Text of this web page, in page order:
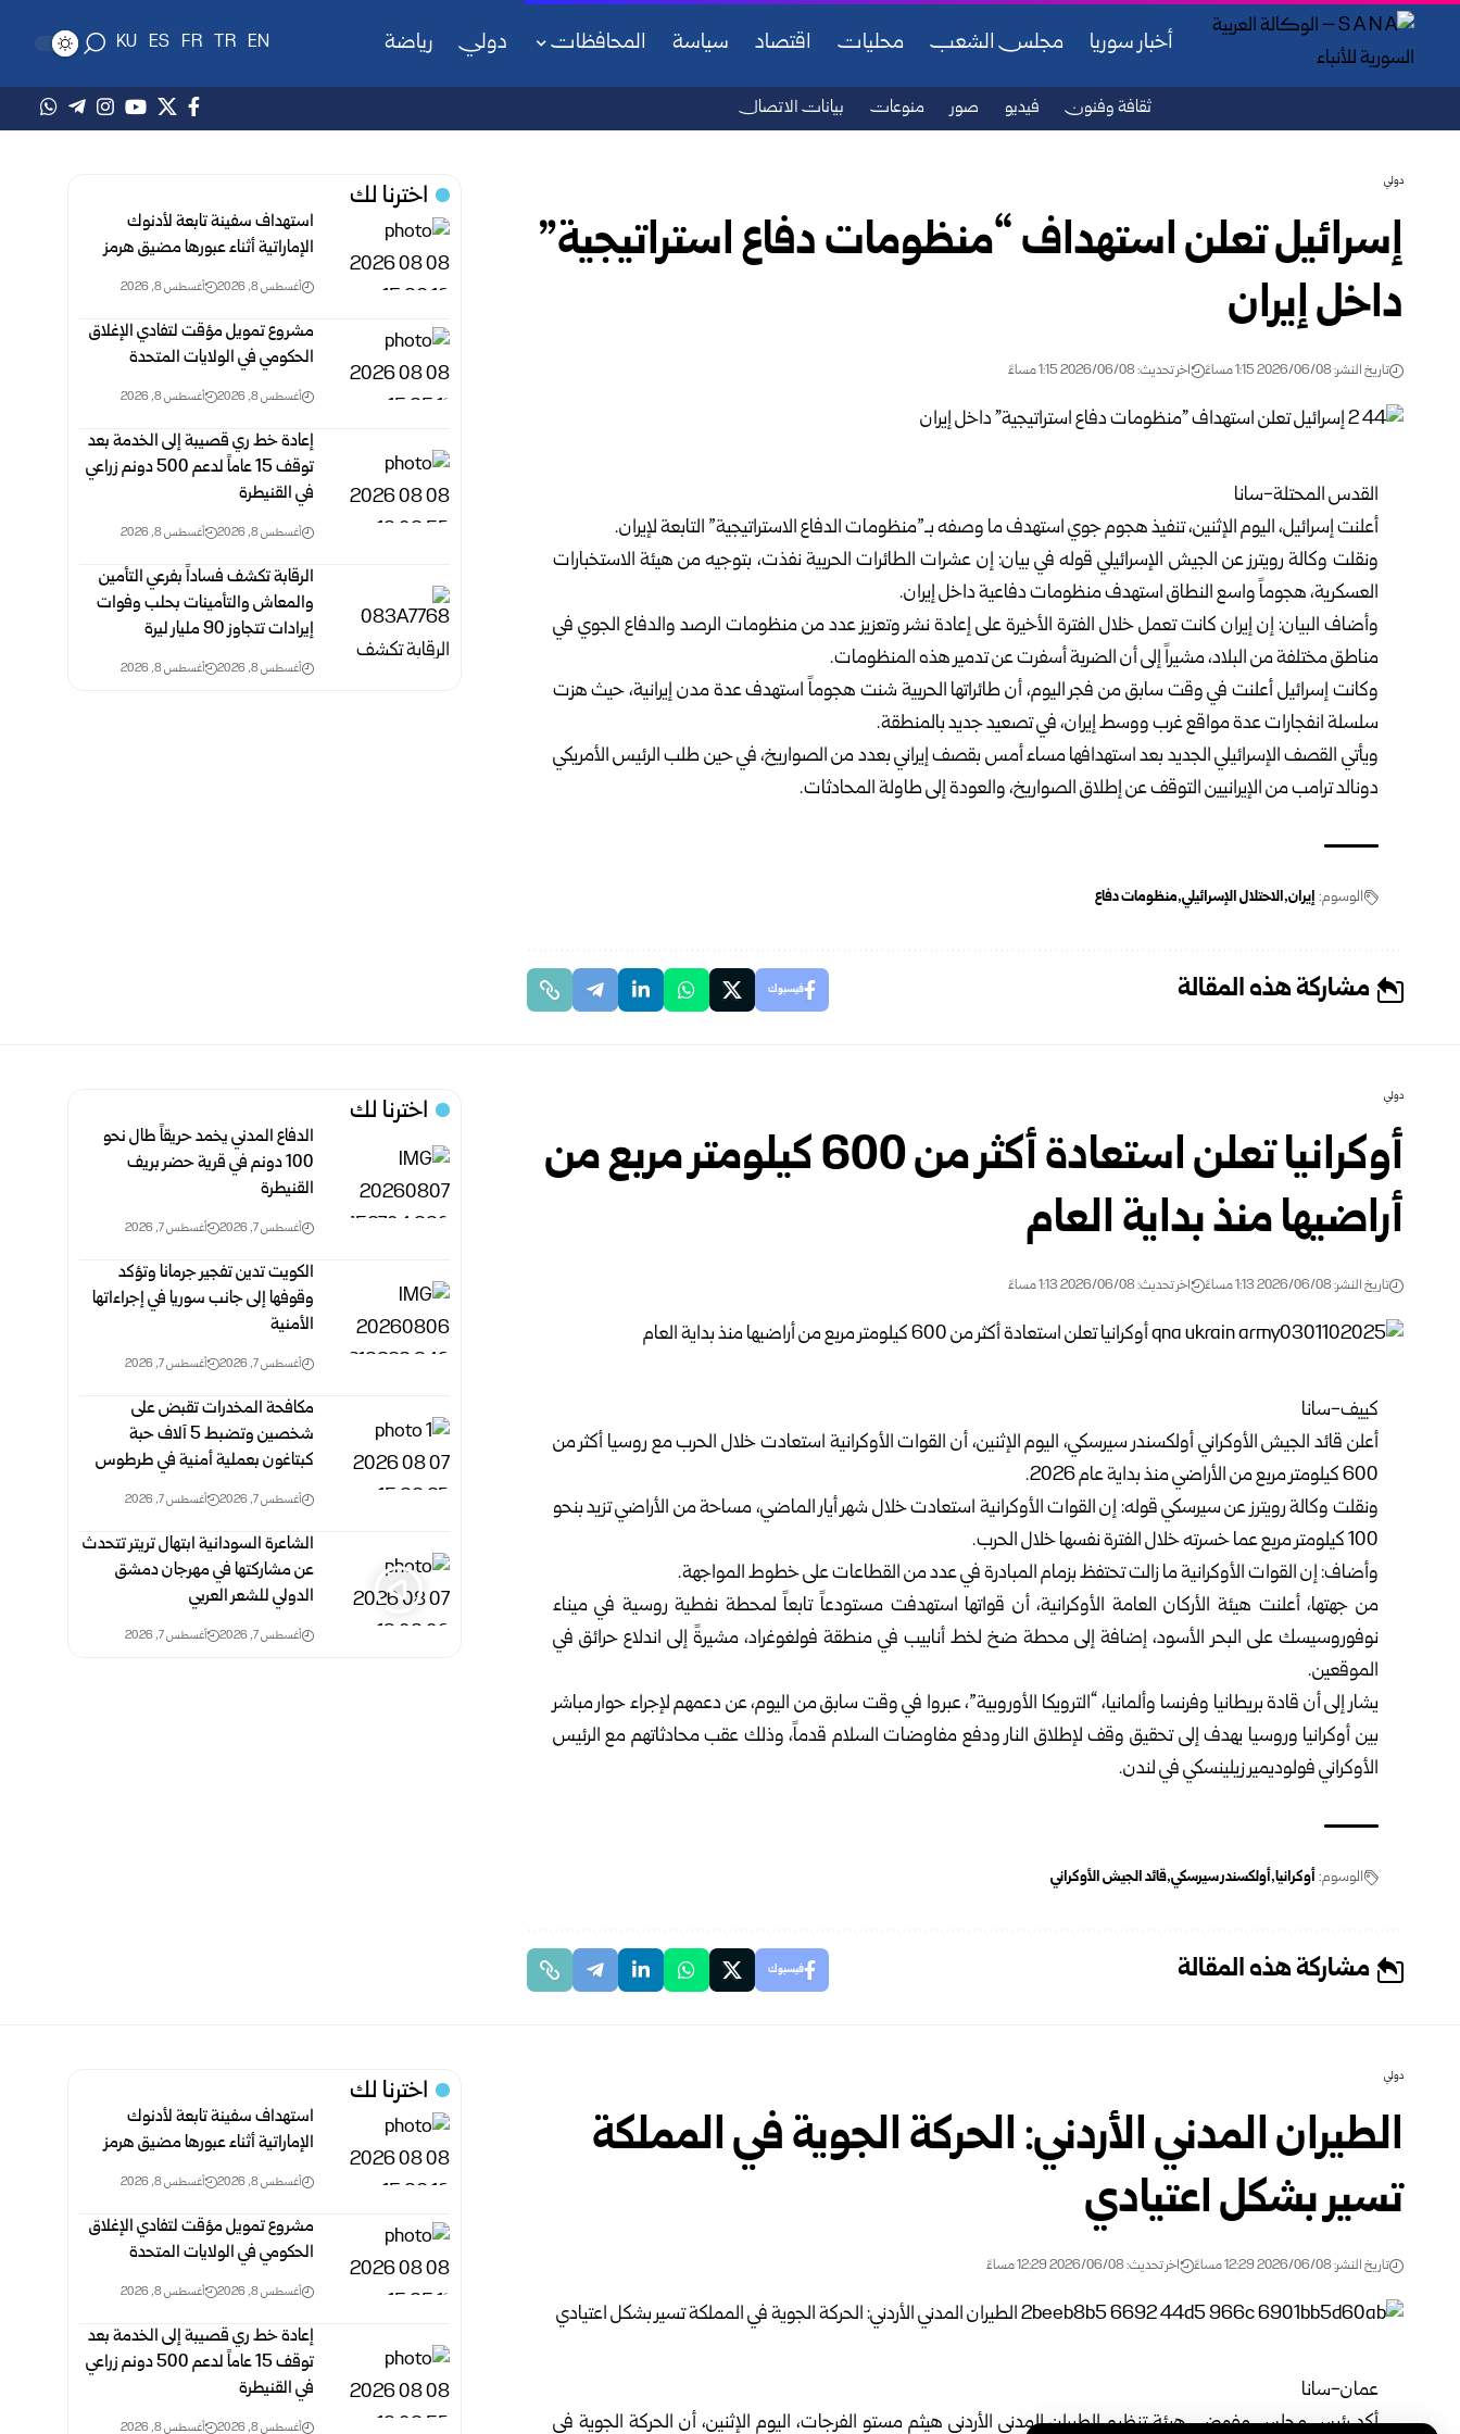
أخبار سوريا مجلس الشعب محليات اقتصاد سياسة المحافظات دولي رياضة EN
TR
FR
ES
KU
ثقافة وفنون فيديو صور منوعات بيانات الاتصال
دولي
إسرائيل تعلن استهداف “منظومات دفاع استراتيجية”
داخل إيران
تاريخ النشر: 2026/06/08 1:15 مساءً اخر تحديث: 2026/06/08 1:15 مساءً
القدس المحتلة-سانا
أعلنت إسرائيل، اليوم الإثنين، تنفيذ هجوم جوي استهدف ما وصفه بـ”منظومات الدفاع الاستراتيجية” التابعة لإيران.
ونقلت وكالة رويترز عن الجيش الإسرائيلي قوله في بيان: إن عشرات الطائرات الحربية نفذت، بتوجيه من هيئة الاستخبارات
العسكرية، هجوماً واسع النطاق استهدف منظومات دفاعية داخل إيران.
وأضاف البيان: إن إيران كانت تعمل خلال الفترة الأخيرة على إعادة نشر وتعزيز عدد من منظومات الرصد والدفاع الجوي في
مناطق مختلفة من البلاد، مشيراً إلى أن الضربة أسفرت عن تدمير هذه المنظومات.
وكانت إسرائيل أعلنت في وقت سابق من فجر اليوم، أن طائراتها الحربية شنت هجوماً استهدف عدة مدن إيرانية، حيث هزت
سلسلة انفجارات عدة مواقع غرب ووسط إيران، في تصعيد جديد بالمنطقة.
ويأتي القصف الإسرائيلي الجديد بعد استهدافها مساء أمس بقصف إيراني بعدد من الصواريخ، في حين طلب الرئيس الأمريكي
دونالد ترامب من الإيرانيين التوقف عن إطلاق الصواريخ، والعودة إلى طاولة المحادثات.
الوسوم: إيران الاحتلال الإسرائيلي منظومات دفاع
مشاركة هذه المقالة فيسبوك
اخترنا لك
استهداف سفينة تابعة لأدنوك
الإماراتية أثناء عبورها مضيق هرمز
أغسطس 8, 2026 أغسطس 8, 2026
مشروع تمويل مؤقت لتفادي الإغلاق
الحكومي في الولايات المتحدة
أغسطس 8, 2026 أغسطس 8, 2026
إعادة خط ري قصيبة إلى الخدمة بعد
توقف 15 عاماً لدعم 500 دونم ‏زراعي
في القنيطرة
أغسطس 8, 2026 أغسطس 8, 2026
الرقابة تكشف فساداً بفرعي التأمين
والمعاش والتأمينات بحلب وفوات
‌‏إيرادات تتجاوز 90 مليار ليرة
أغسطس 8, 2026 أغسطس 8, 2026
دولي
أوكرانيا تعلن استعادة أكثر من 600 كيلومتر مربع من
أراضيها منذ بداية العام
تاريخ النشر: 2026/06/08 1:13 مساءً اخر تحديث: 2026/06/08 1:13 مساءً
كييف-سانا
أعلن قائد الجيش الأوكراني أولكسندر سيرسكي، اليوم الإثنين، أن القوات الأوكرانية استعادت خلال الحرب مع روسيا أكثر من
600 كيلومتر مربع من الأراضي منذ بداية عام 2026.
ونقلت وكالة رويترز عن سيرسكي قوله: إن القوات الأوكرانية استعادت خلال شهر أيار الماضي، مساحة من الأراضي تزيد بنحو
100 كيلومتر مربع عما خسرته خلال الفترة نفسها خلال الحرب.
وأضاف: إن القوات الأوكرانية ما زالت تحتفظ بزمام المبادرة في عدد من القطاعات على خطوط المواجهة.
من جهتها، أعلنت هيئة الأركان العامة الأوكرانية، أن قواتها استهدفت مستودعاً تابعاً لمحطة نفطية روسية في ميناء
نوفوروسيسك على البحر الأسود، إضافة إلى محطة ضخ لخط أنابيب في منطقة فولغوغراد، مشيرةً إلى اندلاع حرائق في
الموقعين.
يشار إلى أن قادة بريطانيا وفرنسا وألمانيا، “الترويكا الأوروبية”، عبروا في وقت سابق من اليوم، عن ‏دعمهم لإجراء حوار مباشر
بين أوكرانيا وروسيا يهدف إلى تحقيق وقف ‏لإطلاق النار ودفع مفاوضات السلام قدماً، وذلك عقب محادثاتهم مع الرئيس
‏الأوكراني فولوديمير زيلينسكي في لندن‎.‎
الوسوم: أوكرانيا أولكسندر سيرسكي قائد الجيش الأوكراني
مشاركة هذه المقالة فيسبوك
اخترنا لك
الدفاع المدني يخمد حريقاً طال نحو
100 دونم في قرية حضر بريف
‏القنيطرة
أغسطس 7, 2026 أغسطس 7, 2026
الكويت تدين تفجير جرمانا وتؤكد
وقوفها إلى جانب سوريا في إجراءاتها
الأمنية
أغسطس 7, 2026 أغسطس 7, 2026
مكافحة المخدرات تقبض على
شخصين وتضبط 5 آلاف حبة
كبتاغون بعملية أمنية في طرطوس
أغسطس 7, 2026 أغسطس 7, 2026
الشاعرة السودانية ابتهال تريتر تتحدث
عن مشاركتها في مهرجان دمشق
الدولي للشعر العربي
أغسطس 7, 2026 أغسطس 7, 2026
دولي
الطيران المدني الأردني: الحركة الجوية في المملكة
تسير بشكل اعتيادي
تاريخ النشر: 2026/06/08 12:29 مساءً اخر تحديث: 2026/06/08 12:29 مساءً
عمان-سانا
أكد رئيس مجلس مفوضي هيئة تنظيم الطيران المدني الأردني هيثم مستو الفرجات، اليوم الإثنين، أن الحركة الجوية في
اخترنا لك
استهداف سفينة تابعة لأدنوك
الإماراتية أثناء عبورها مضيق هرمز
أغسطس 8, 2026 أغسطس 8, 2026
مشروع تمويل مؤقت لتفادي الإغلاق
الحكومي في الولايات المتحدة
أغسطس 8, 2026 أغسطس 8, 2026
إعادة خط ري قصيبة إلى الخدمة بعد
توقف 15 عاماً لدعم 500 دونم ‏زراعي
في القنيطرة
أغسطس 8, 2026 أغسطس 8, 2026